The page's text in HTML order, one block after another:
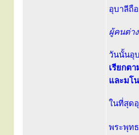
อุบาลีถื
ผู้คนต่า
วันนั้นอุ
เรียกต
และมโ
ในที่สุด
พระพุท